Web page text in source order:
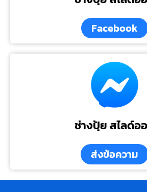
Facebook
ช่างปุ้ย สไลด์อ
ส่งข้อความ